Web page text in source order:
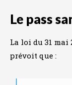
Le pass
La loi du 31 mai
prévoit que :